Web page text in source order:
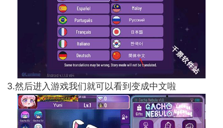
3.然后进入游戏我们就可以看到变成中文啦